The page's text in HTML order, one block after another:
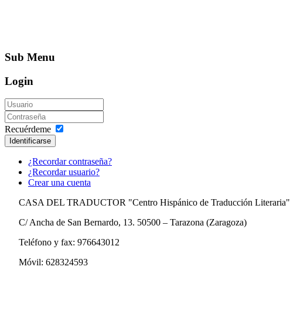
Sub Menu
Login
Recuérdeme
Identificarse
¿Recordar contraseña?
¿Recordar usuario?
Crear una cuenta
CASA DEL TRADUCTOR "Centro Hispánico de Traducción Literaria"
C/ Ancha de San Bernardo, 13. 50500 – Tarazona (Zaragoza)
Teléfono y fax: 976643012
Móvil: 628324593